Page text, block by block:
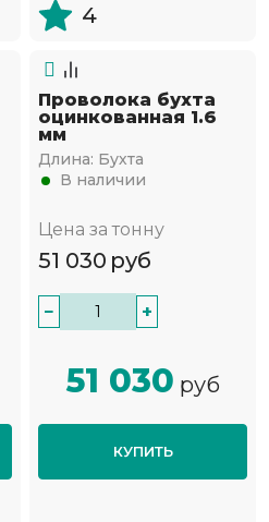
4
Проволока бухта
оцинкованная 1.6
мм
Длина: Бухта
В наличии
Цена за тонну
51 030 руб
− +
51 030 руб
КУПИТЬ